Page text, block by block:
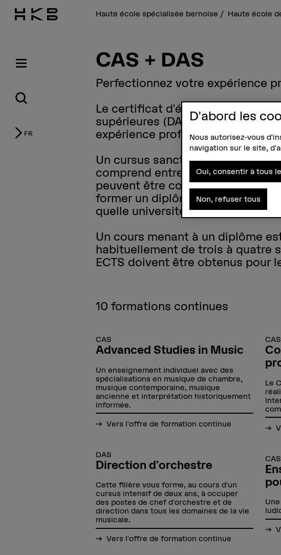
FR
Haute école spécialisée bernoise Haute école
CAS + DAS
Perfectionnez votre expérience
Le certificat d'études supérieures
supérieures (DAS) exigent un
expérience professionnelle.
Un cursus sanctionné par un
comprend entre 10 et 15 crédits
peuvent être combinés dans
former un diplôme plus complet
quelle université.
Un cours menant à un diplôme
habituellement de trois à quatre
ECTS doivent être obtenus pour
10 formations continues
CAS
Advanced Studies in Music
Un enseignement individuel avec des
spécialisations en musique de chambre,
musique contemporaine, musique
ancienne et interprétation historiquement
informée.
Vers l'offre de formation continue
DAS
Direction d’orchestre
Cette filière vous forme, au cours d'un
cursus intensif de deux ans, à occuper
des postes de chef d'orchestre et de
direction dans tous les domaines de la vie
musicale.
Vers l'offre de formation continue
CAS
Le
CAS
D'abord les
Nous autorisez-vous
navigation sur le site,
Oui, consentir à tous
Non, refuser tous